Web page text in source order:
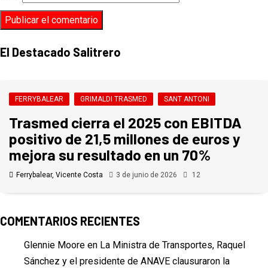
El Destacado Salitrero
FERRYBALEAR GRIMALDI TRASMED SANT ANTONI
Trasmed cierra el 2025 con EBITDA
positivo de 21,5 millones de euros y
mejora su resultado en un 70%
Ferrybalear, Vicente Costa 3 de junio de 2026 12
COMENTARIOS RECIENTES
Glennie Moore en La Ministra de Transportes, Raquel
Sánchez y el presidente de ANAVE clausuraron la